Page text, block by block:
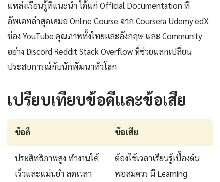
แหล่งเรียนรู้ที่แนะนำ ได้แก่ Official Documentation ที่
อัพเดทล่าสุดเสมอ Online Course จาก Coursera Udemy edX
ช่อง YouTube คุณภาพทั้งไทยและอังกฤษ และ Community
อย่าง Discord Reddit Stack Overflow ที่ช่วยแลกเปลี่ยน
ประสบการณ์กับนักพัฒนาทั่วโลก
เปรียบเทียบข้อดีและข้อเสีย
ข้อดี ข้อเสีย
ประสิทธิภาพสูง ทำงานได้
เร็วและแม่นยำ ลดเวลา
ต้องใช้เวลาเรียนรู้เบื้องต้น
พอสมควร มี Learning